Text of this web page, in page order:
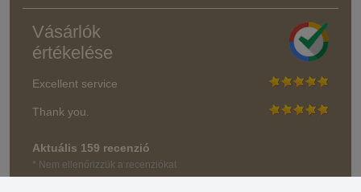
Vásárlók
értékelése
Excellent service
Thank you.
Aktuális 159 recenzió
* Nem ellenőrizzük a recenziókat